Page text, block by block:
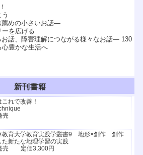
めの小さいお話―
を広げる
、障害理解につながる様々なお話― 130
豊かな生活へ
新刊書籍
これで改善！
売
教育大学教育実践学叢書9 地形×創作 創作
新たな地理学習の実践
売 定価3,300円